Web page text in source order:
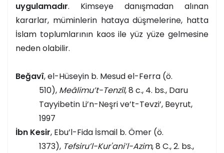
uygulamadır. Kimseye danışmadan alınan
kararlar, müminlerin hataya düşmelerine, hatta
İslam toplumlarının kaos ile yüz yüze gelmesine
neden olabilir.
Beğavî, el-Hüseyin b. Mesud el-Ferra (ö.
510), Meâlimu’t-Tenzîl, 8 c., 4. bs., Daru
Tayyibetin Li’n-Neşri ve’t-Tevzi’, Beyrut,
1997
İbn Kesir, Ebu’l-Fida İsmail b. Ömer (ö.
1373), Tefsiru’l-Kur'ani’l-Azim, 8 C., 2. bs.,